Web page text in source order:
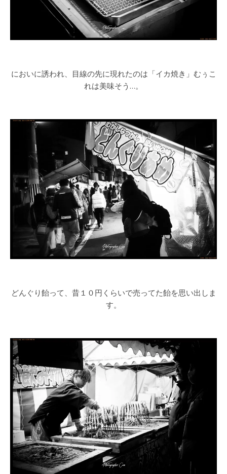
においに誘われ、目線の先に現れたのは「イカ焼き」むぅこ
れは美味そう…。
どんぐり飴って、昔１０円くらいで売ってた飴を思い出しま
す。